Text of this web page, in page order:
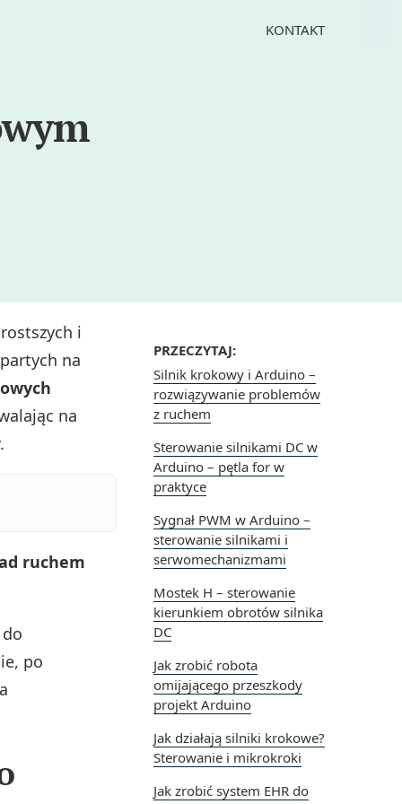
KONTAKT
PRZECZYTAJ:
Silnik krokowy i Arduino –
rozwiązywanie problemów
z ruchem
Sterowanie silnikami DC w
Arduino – pętla for w
praktyce
Sygnał PWM w Arduino –
sterowanie silnikami i
serwomechanizmami
Mostek H – sterowanie
kierunkiem obrotów silnika
DC
Jak zrobić robota
omijającego przeszkody
projekt Arduino
Jak działają silniki krokowe?
Sterowanie i mikrokroki
Jak zrobić system EHR do
i
na
na
ruchem
po